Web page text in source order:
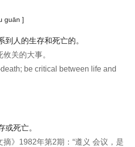
guān ]
人的生存和死亡的。
关的大事。
death; be critical between life and
死亡。
摘》1982年第2期：“遵义 会议，是